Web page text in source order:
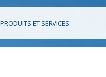
PRODUITS ET SERVICES